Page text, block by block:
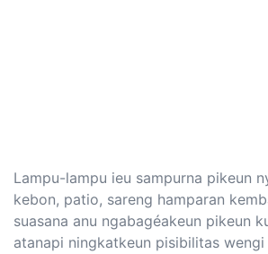
Lampu-lampu ieu sampurna pikeun
kebon, patio, sareng hamparan
suasana anu ngabagéakeun pikeun
atanapi ningkatkeun pisibilitas wengi